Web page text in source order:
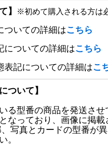
】 ※初めて購入される方は
ついての詳細はこちら
についての詳細はこちら
表記についての詳細はこ
ついて】
る型番の商品を発送させ
なっており、画像に掲
写真とカードの型番が
。